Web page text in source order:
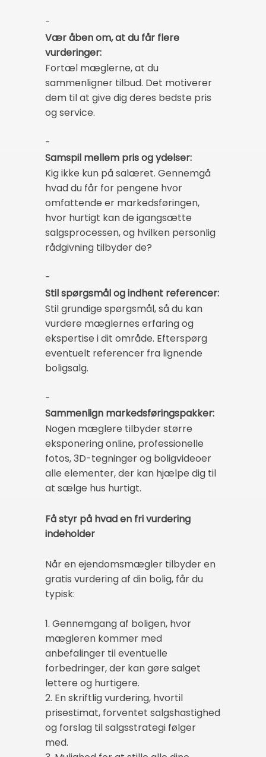
-
Vær åben om, at du får flere
vurderinger:
Fortæl mæglerne, at du
sammenligner tilbud. Det motiverer
dem til at give dig deres bedste pris
og service.
-
Samspil mellem pris og ydelser:
Kig ikke kun på salæret. Gennemgå
hvad du får for pengene hvor
omfattende er markedsføringen,
hvor hurtigt kan de igangsætte
salgsprocessen, og hvilken personlig
rådgivning tilbyder de?
-
Stil spørgsmål og indhent referencer:
Stil grundige spørgsmål, så du kan
vurdere mæglernes erfaring og
ekspertise i dit område. Efterspørg
eventuelt referencer fra lignende
boligsalg.
-
Sammenlign markedsføringspakker:
Nogen mæglere tilbyder større
eksponering online, professionelle
fotos, 3D-tegninger og boligvideoer
alle elementer, der kan hjælpe dig til
at sælge hus hurtigt.
Få styr på hvad en fri vurdering
indeholder
Når en ejendomsmægler tilbyder en
gratis vurdering af din bolig, får du
typisk:
1. Gennemgang af boligen, hvor
mægleren kommer med
anbefalinger til eventuelle
forbedringer, der kan gøre salget
lettere og hurtigere.
2. En skriftlig vurdering, hvortil
prisestimat, forventet salgshastighed
og forslag til salgsstrategi følger
med.